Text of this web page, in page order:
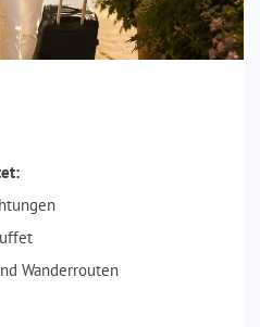
Wanderrouten